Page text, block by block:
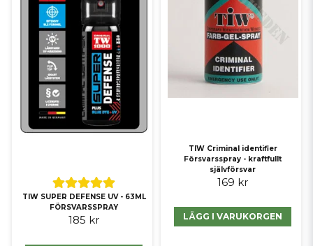
TIW SUPER DEFENSE UV - 63ML
FÖRSVARSSPRAY
185 kr
TIW Criminal identifier
Försvarsspray - kraftfullt
självförsvar
169 kr
LÄGG I VARUKORGEN